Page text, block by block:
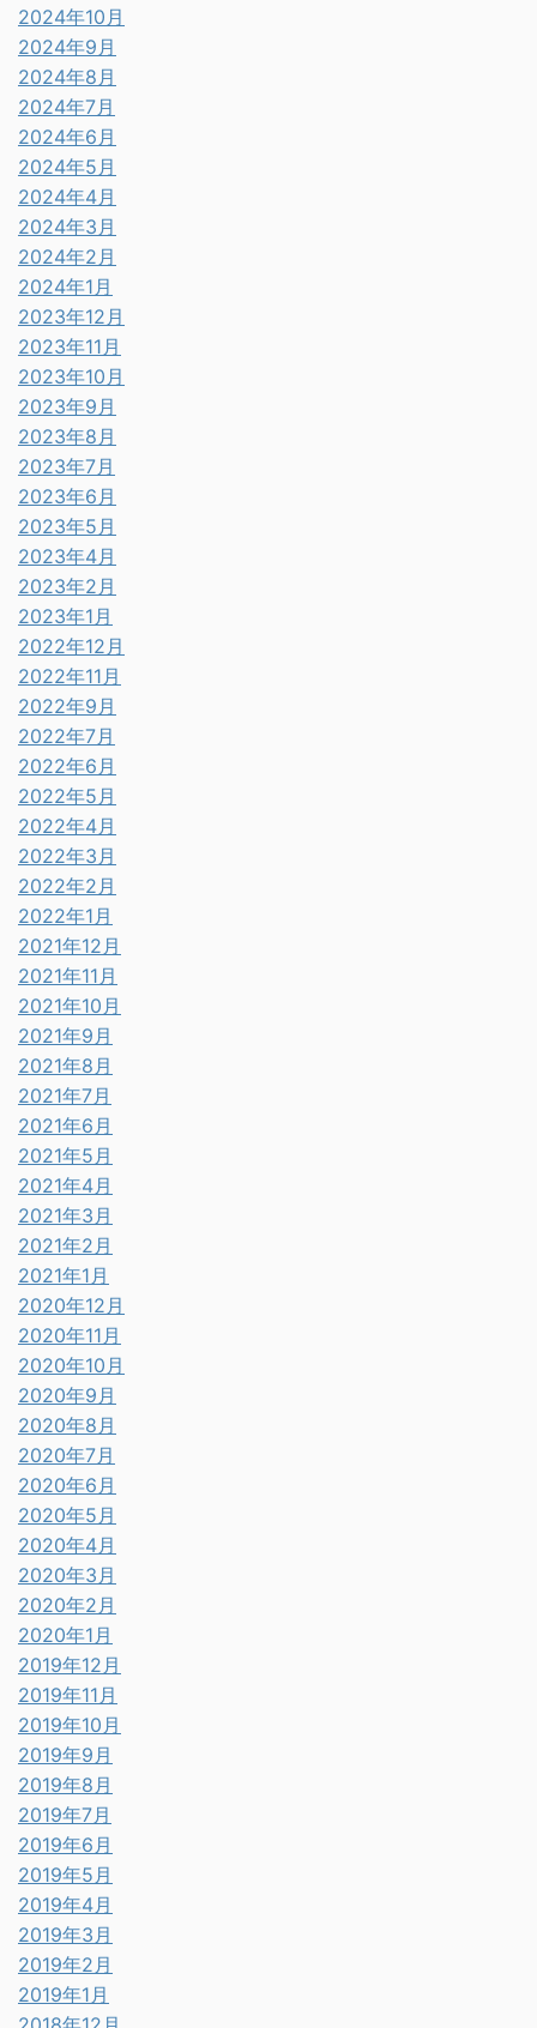
2024年10月
2024年9月
2024年8月
2024年7月
2024年6月
2024年5月
2024年4月
2024年3月
2024年2月
2024年1月
2023年12月
2023年11月
2023年10月
2023年9月
2023年8月
2023年7月
2023年6月
2023年5月
2023年4月
2023年2月
2023年1月
2022年12月
2022年11月
2022年9月
2022年7月
2022年6月
2022年5月
2022年4月
2022年3月
2022年2月
2022年1月
2021年12月
2021年11月
2021年10月
2021年9月
2021年8月
2021年7月
2021年6月
2021年5月
2021年4月
2021年3月
2021年2月
2021年1月
2020年12月
2020年11月
2020年10月
2020年9月
2020年8月
2020年7月
2020年6月
2020年5月
2020年4月
2020年3月
2020年2月
2020年1月
2019年12月
2019年11月
2019年10月
2019年9月
2019年8月
2019年7月
2019年6月
2019年5月
2019年4月
2019年3月
2019年2月
2019年1月